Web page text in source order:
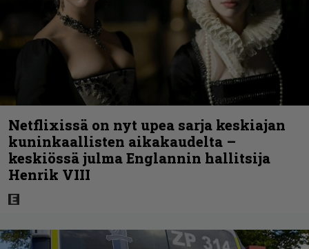
Netflixissä on nyt upea sarja keskiajan
kuninkaallisten aikakaudelta –
keskiössä julma Englannin hallitsija
Henrik VIII